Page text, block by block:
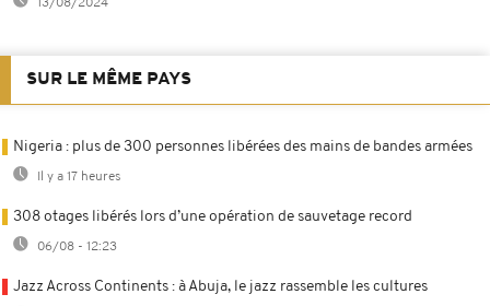
13/08/2024
SUR LE MÊME PAYS
Nigeria : plus de 300 personnes libérées des mains de bandes armées
Il y a 17 heures
308 otages libérés lors d’une opération de sauvetage record
06/08 - 12:23
Jazz Across Continents : à Abuja, le jazz rassemble les cultures